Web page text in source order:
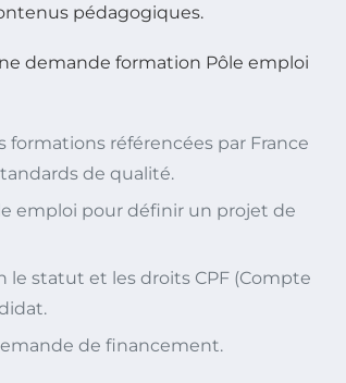
pédagogiques.
demande formation Pôle emploi
référencées par France
de qualité.
emploi pour définir un projet de
le statut et les droits CPF (Compte
de financement.